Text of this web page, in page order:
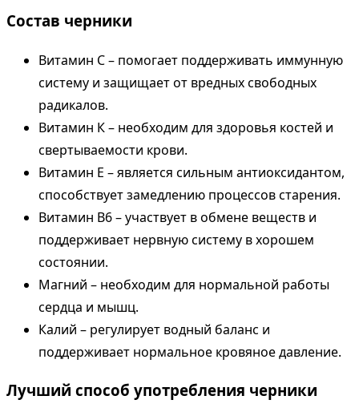
Состав черники
Витамин С – помогает поддерживать иммунную
систему и защищает от вредных свободных
радикалов.
Витамин К – необходим для здоровья костей и
свертываемости крови.
Витамин Е – является сильным антиоксидантом,
способствует замедлению процессов старения.
Витамин В6 – участвует в обмене веществ и
поддерживает нервную систему в хорошем
состоянии.
Магний – необходим для нормальной работы
сердца и мышц.
Калий – регулирует водный баланс и
поддерживает нормальное кровяное давление.
Лучший способ употребления черники